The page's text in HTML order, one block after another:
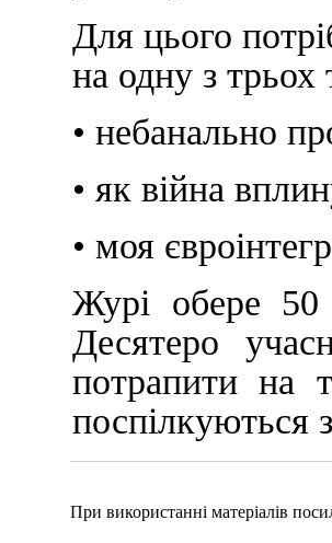
Для цього
на одну з трьох
• небанально
• як війна
• моя
Журі обере 50
Десятеро
потрапити на
поспілкуються
При використанні матеріалів